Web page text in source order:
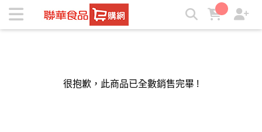
聯華食品e購網-Official Online Store | ★聯華食品e購網★
很抱歉，此商品已全數銷售完畢 !